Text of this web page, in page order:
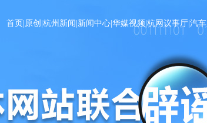
首页 原创 杭州新闻 新闻中心| 华媒视频 杭网议事厅| 汽车